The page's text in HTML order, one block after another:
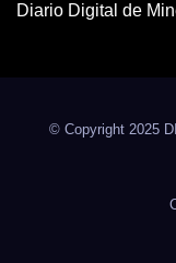
Diario Digital de
© Copyright 2025